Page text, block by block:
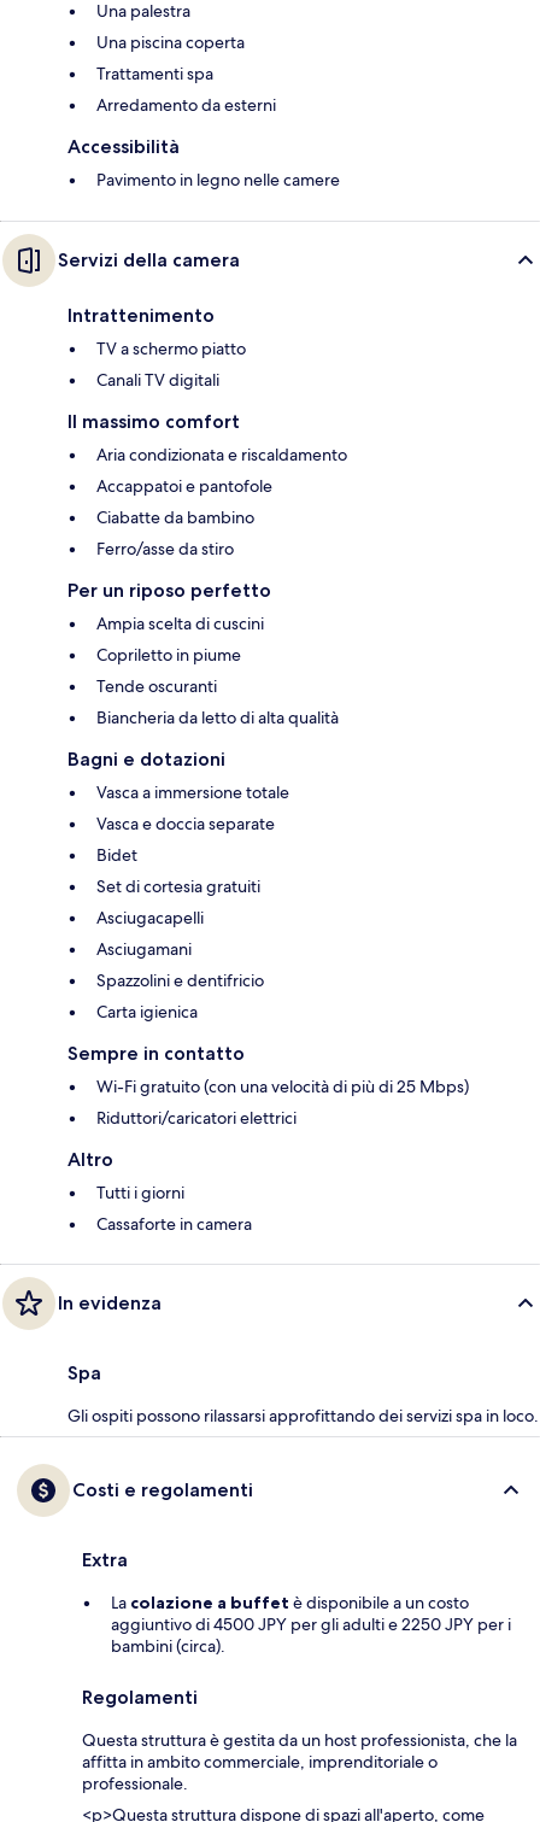
Una palestra
Una piscina coperta
Trattamenti spa
Arredamento da esterni
Accessibilità
Pavimento in legno nelle camere
Servizi della camera
Intrattenimento
TV a schermo piatto
Canali TV digitali
Il massimo comfort
Aria condizionata e riscaldamento
Accappatoi e pantofole
Ciabatte da bambino
Ferro/asse da stiro
Per un riposo perfetto
Ampia scelta di cuscini
Copriletto in piume
Tende oscuranti
Biancheria da letto di alta qualità
Bagni e dotazioni
Vasca a immersione totale
Vasca e doccia separate
Bidet
Set di cortesia gratuiti
Asciugacapelli
Asciugamani
Spazzolini e dentifricio
Carta igienica
Sempre in contatto
Wi-Fi gratuito (con una velocità di più di 25 Mbps)
Riduttori/caricatori elettrici
Altro
Tutti i giorni
Cassaforte in camera
In evidenza
Spa
Gli ospiti possono rilassarsi approfittando dei servizi spa in loco.
Costi e regolamenti
Extra
La colazione a buffet è disponibile a un costo
aggiuntivo di 4500 JPY per gli adulti e 2250 JPY per i
bambini (circa).
Regolamenti
Questa struttura è gestita da un host professionista, che la
affitta in ambito commerciale, imprenditoriale o
professionale.
<p>Questa struttura dispone di spazi all'aperto, come